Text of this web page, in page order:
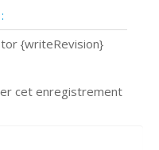
Chrome ?
{writeRevision}
cet enregistrement